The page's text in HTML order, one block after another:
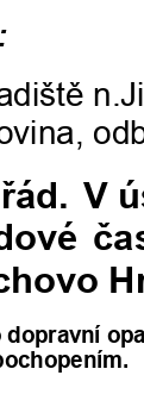
dopravní
V